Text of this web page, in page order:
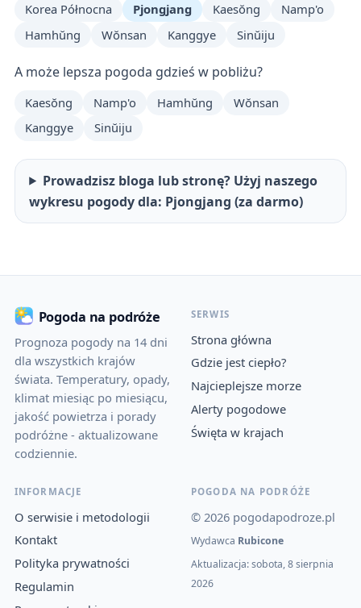
Korea Północna Pjongjang Kaesŏng
Namp'o
Hamhŭng
Wŏnsan Kanggye Sinŭiju
A może lepsza pogoda gdzieś w pobliżu?
Kaesŏng Namp'o Hamhŭng
Wŏnsan
Kanggye
Sinŭiju
Prowadzisz bloga lub stronę? Użyj naszego
wykresu pogody dla: Pjongjang (za darmo)
Pogoda na podróże
Prognoza pogody na 14 dni
dla wszystkich krajów
świata. Temperatury, opady,
klimat miesiąc po miesiącu,
jakość powietrza i porady
podróżne - aktualizowane
codziennie.
SERWIS
Strona główna
Gdzie jest ciepło?
Najcieplejsze morze
Alerty pogodowe
Święta w krajach
INFORMACJE
O serwisie i metodologii
Kontakt
Polityka prywatności
Regulamin
POGODA NA PODRÓŻE
© 2026 pogodapodroze.pl
Wydawca Rubicone
Aktualizacja: sobota, 8 sierpnia
2026